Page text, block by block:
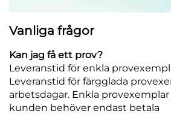
Vanliga frågor
Kan jag få ett prov?
Leveranstid för enkla
Leveranstid för färgglada
arbetsdagar. Enkla
kunden behöver endast betala